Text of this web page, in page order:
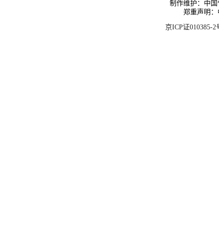
制作维护：中
郑重声明
京ICP证010385-2